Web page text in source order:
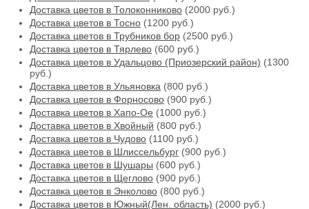
Доставка цветов в Толоконниково (2000 руб.)
Доставка цветов в Тосно (1200 руб.)
Доставка цветов в Трубников бор (2500 руб.)
Доставка цветов в Тярлево (600 руб.)
Доставка цветов в Удальцово (Приозерский район) (1300
руб.)
Доставка цветов в Ульяновка (800 руб.)
Доставка цветов в Форносово (900 руб.)
Доставка цветов в Хапо-Ое (1000 руб.)
Доставка цветов в Хвойный (800 руб.)
Доставка цветов в Чудово (1100 руб.)
Доставка цветов в Шлиссельбург (900 руб.)
Доставка цветов в Шушары (600 руб.)
Доставка цветов в Щеглово (900 руб.)
Доставка цветов в Энколово (800 руб.)
Доставка цветов в Южный(Лен. область) (2000 руб.)